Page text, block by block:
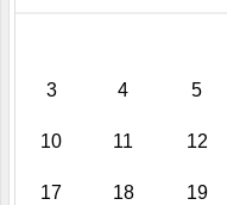
3 4 5
10 11 12
17 18 19